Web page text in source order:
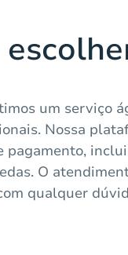
um serviço
Nossa
pagamento,
O
qualquer